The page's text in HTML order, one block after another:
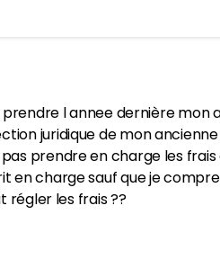
prendre l annee dernière
juridique de mon
prendre en charge les
en charge sauf que je
régler les frais ??